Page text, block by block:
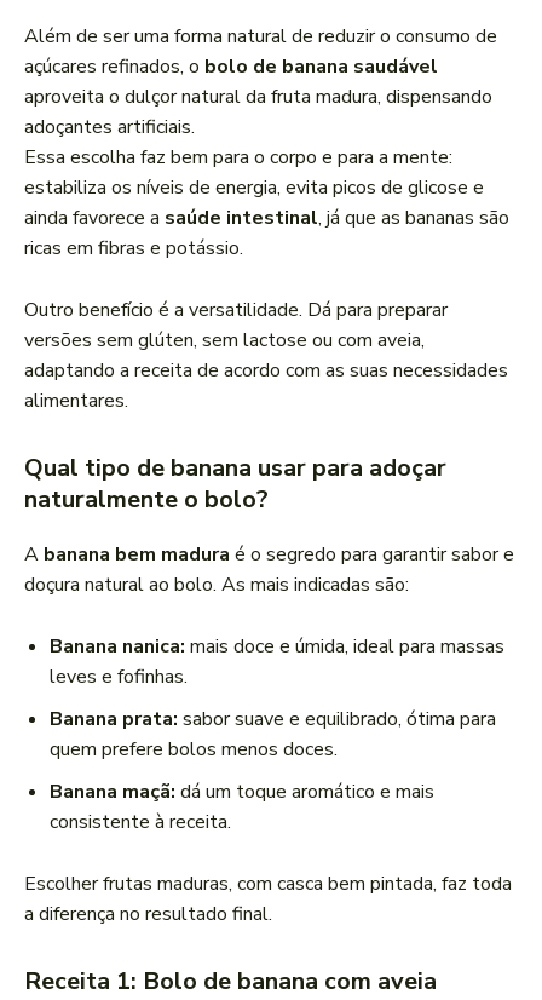
Além de ser uma forma natural de reduzir o consumo de
açúcares refinados, o bolo de banana saudável
aproveita o dulçor natural da fruta madura, dispensando
adoçantes artificiais.
Essa escolha faz bem para o corpo e para a mente:
estabiliza os níveis de energia, evita picos de glicose e
ainda favorece a saúde intestinal, já que as bananas são
ricas em fibras e potássio.
Outro benefício é a versatilidade. Dá para preparar
versões sem glúten, sem lactose ou com aveia,
adaptando a receita de acordo com as suas necessidades
alimentares.
Qual tipo de banana usar para adoçar
naturalmente o bolo?
A banana bem madura é o segredo para garantir sabor e
doçura natural ao bolo. As mais indicadas são:
Banana nanica: mais doce e úmida, ideal para massas
leves e fofinhas.
Banana prata: sabor suave e equilibrado, ótima para
quem prefere bolos menos doces.
Banana maçã: dá um toque aromático e mais
consistente à receita.
Escolher frutas maduras, com casca bem pintada, faz toda
a diferença no resultado final.
Receita 1: Bolo de banana com aveia